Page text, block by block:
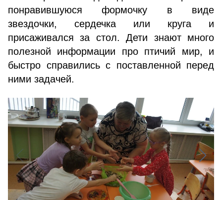
понравившуюся формочку в виде
звездочки, сердечка или круга и
присаживался за стол. Дети знают много
полезной информации про птичий мир, и
быстро справились с поставленной перед
ними задачей.